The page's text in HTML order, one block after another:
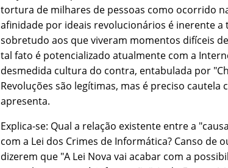
tortura de milhares de pessoas como ocorrido
afinidade por ideais revolucionários é inerente a
sobretudo aos que viveram momentos difí­ceis
tal fato é potencializado atualmente com a
desmedida cultura do contra, entabulada por
Revoluções são legí­timas, mas é preciso cautela
apresenta.
Explica-se: Qual a relação existente entre a
com a Lei dos Crimes de Informática? Canso de
dizerem que "A Lei Nova vai acabar com a